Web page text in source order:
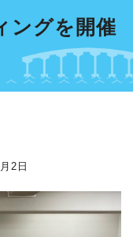
ングを開催
2日